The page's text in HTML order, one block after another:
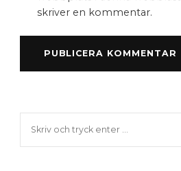
skriver en kommentar.